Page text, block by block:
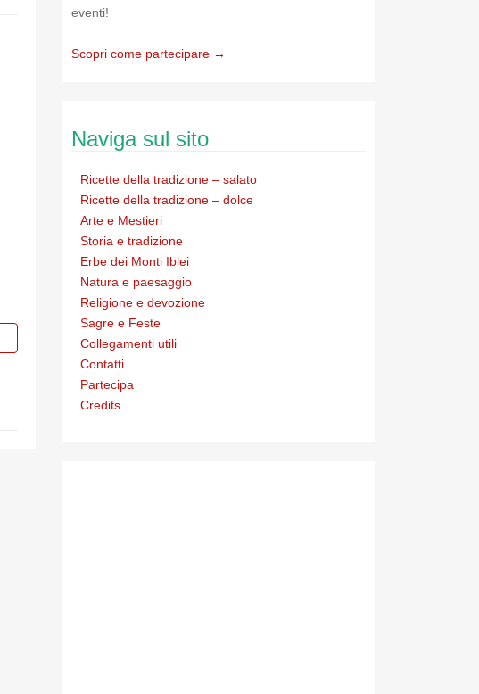
eventi!
Scopri come partecipare →
Naviga sul sito
Ricette della tradizione – salato
Ricette della tradizione – dolce
Arte e Mestieri
Storia e tradizione
Erbe dei Monti Iblei
Natura e paesaggio
Religione e devozione
Sagre e Feste
Collegamenti utili
Contatti
Partecipa
Credits